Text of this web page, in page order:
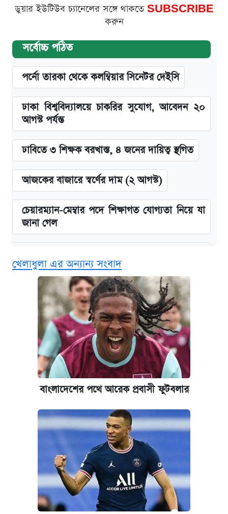
ডুয়ার ইউটিউব চ্যানেলের সঙ্গে থাকতে SUBSCRIBE
করুন
সর্বোচ্চ পঠিত
পর্নো তারকা থেকে কলম্বিয়ার সিনেটর দেইসি
ঢাকা বিশ্ববিদ্যালয়ে চাকরির সুযোগ, আবেদন ২০
আগস্ট পর্যন্ত
ঢাবিতে ৩ শিক্ষক বরখাস্ত, ৪ জনের দায়িত্ব স্থগিত
আজকের বাজারে স্বর্ণের দাম (২ আগস্ট)
চেয়ারম্যান-মেম্বার পদে শিক্ষাগত যোগ্যতা নিয়ে যা
জানা গেল
ভাতা
ঢাবির সূর্যসেন হলে সমকামিতার অভিযোগে দুইজন
আটক
দেশের বাজারে ফের বেড়েছে সোনার দাম
‘গুলশানের চামেলি’ তে যৌনকর্মীর দালাল অ্যাডলফ
ভাতা-উপবৃত্তির আবেদন শুরু, জেনে নিন পদ্ধতি
আজ শুক্রবার রাজধানীর যেসব মার্কেট-দোকানপাট
কবে শুরু হচ্ছে ঢাবির ভর্তি আবেদন, জানাল কর্তৃপক্ষ
খেলাধুলা এর অন্যান্য সংবাদ
বাংলাদেশের পথে আরেক প্রবাসী ফুটবলার